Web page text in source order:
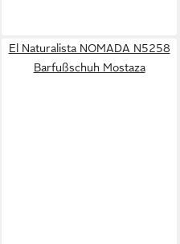
El Naturalista NOMADA N5258
Barfußschuh Mostaza